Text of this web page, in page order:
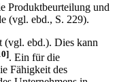
Produktbeurteilung und
(vgl. ebd., S. 229).
(vgl. ebd.). Dies kann
. Ein für die
Fähigkeit des